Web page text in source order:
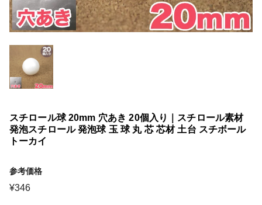
スチロール球 20mm 穴あき 20個入り｜スチロール素材
発泡スチロール 発泡球 玉 球 丸 芯 芯材 土台 スチボール
トーカイ
参考価格
¥346